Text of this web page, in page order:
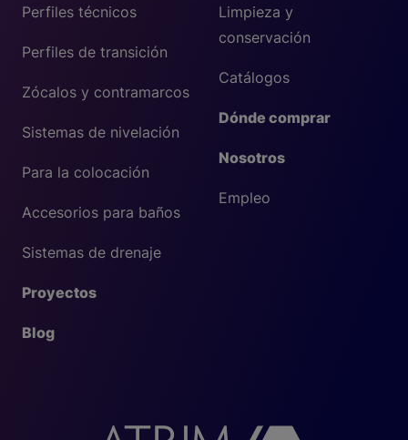
Limpieza y
conservación
Catálogos
Dónde comprar
Nosotros
Empleo
Perfiles técnicos
Perfiles de transición
Zócalos y contramarcos
Sistemas de nivelación
Para la colocación
Accesorios para baños
Sistemas de drenaje
Proyectos
Blog